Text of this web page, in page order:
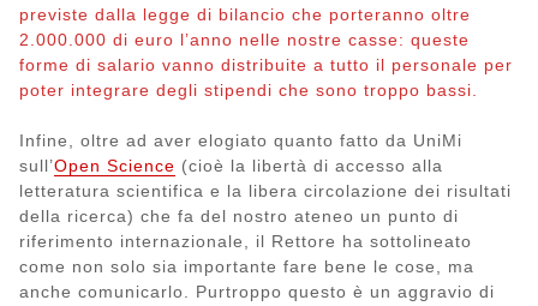
previste dalla legge di bilancio che porteranno oltre
2.000.000 di euro l’anno nelle nostre casse: queste
forme di salario vanno distribuite a tutto il personale per
poter integrare degli stipendi che sono troppo bassi.
Infine, oltre ad aver elogiato quanto fatto da UniMi
sull’Open Science (cioè la libertà di accesso alla
letteratura scientifica e la libera circolazione dei risultati
della ricerca) che fa del nostro ateneo un punto di
riferimento internazionale, il Rettore ha sottolineato
come non solo sia importante fare bene le cose, ma
anche comunicarlo. Purtroppo questo è un aggravio di